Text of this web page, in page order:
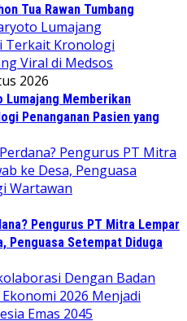
Tua Rawan Tumbang
2026
Lumajang Memberikan
Penanganan Pasien yang
Pengurus PT Mitra Lempar
Penguasa Setempat Diduga